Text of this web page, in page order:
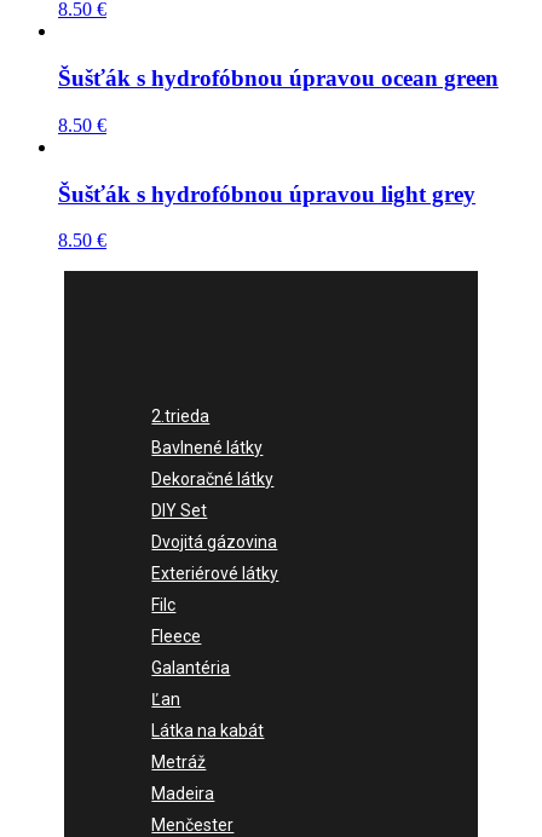
8.50 €
Šušťák s hydrofóbnou úpravou ocean green
8.50 €
Šušťák s hydrofóbnou úpravou light grey
8.50 €
2.trieda
Bavlnené látky
Dekoračné látky
DIY Set
Dvojitá gázovina
Exteriérové látky
Filc
Fleece
Galantéria
Ľan
Látka na kabát
Metráž
Madeira
Menčester